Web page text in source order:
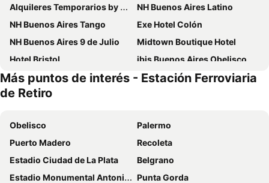
Alquileres Temporarios by CLH Rentals
NH Buenos Aires Latino
NH Buenos Aires Tango
Exe Hotel Colón
NH Buenos Aires 9 de Julio
Midtown Boutique Hotel
Hotel Bristol
ibis Buenos Aires Obelisco
NH Buenos Aires Florida
NH Buenos Aires City
1253 Recoleta Small Hotel
Hotel Parada
Hotel Dolmen
Libertador Hotel
Hotel Regis
Broadway Hotel & Suites
Hotel Bristol
Howard Johnson Plaza by Wyndham Buenos Aires Florida Street
NH Collection Buenos Aires Lancaster
Más puntos de interés - Estación Ferroviaria
de Retiro
Obelisco
Palermo
Puerto Madero
Recoleta
Estadio Ciudad de La Plata
Belgrano
Estadio Monumental Antonio Vespucio Liberti
Punta Gorda